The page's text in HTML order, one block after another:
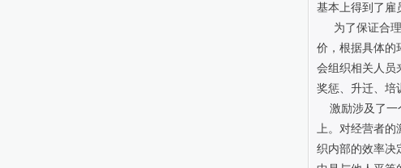
基本上得到了雇
为了保证合
价，根据具体的
会组织相关人员
奖惩、升迁、培
激励涉及了一
上。对经营者
织内部的效率决